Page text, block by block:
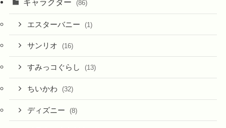
キャラクター (86)
エスターバニー (1)
サンリオ (16)
すみっコぐらし (13)
ちいかわ (32)
ディズニー (8)